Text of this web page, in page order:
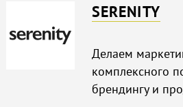
SERENITY
Делаем
комплексного
брендингу и